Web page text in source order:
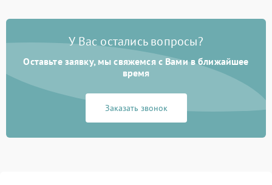
защиты от перегрузок
Неисправность системы
автоматического
отключения
1000 ₽ Подробнее →
Поломка системы защиты
от короткого замыкания
Повреждение системы
У Вас остались вопросы?
Оставьте заявку, мы свяжемся с Вами в ближайшее
время
Заказать звонок